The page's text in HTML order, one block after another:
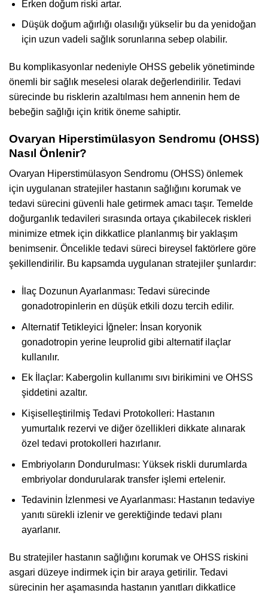
Erken doğum riski artar.
Düşük doğum ağırlığı olasılığı yükselir bu da yenidoğan
için uzun vadeli sağlık sorunlarına sebep olabilir.
Bu komplikasyonlar nedeniyle OHSS gebelik yönetiminde
önemli bir sağlık meselesi olarak değerlendirilir. Tedavi
sürecinde bu risklerin azaltılması hem annenin hem de
bebeğin sağlığı için kritik öneme sahiptir.
Ovaryan Hiperstimülasyon Sendromu (OHSS)
Nasıl Önlenir?
Ovaryan Hiperstimülasyon Sendromu (OHSS) önlemek
için uygulanan stratejiler hastanın sağlığını korumak ve
tedavi sürecini güvenli hale getirmek amacı taşır. Temelde
doğurganlık tedavileri sırasında ortaya çıkabilecek riskleri
minimize etmek için dikkatlice planlanmış bir yaklaşım
benimsenir. Öncelikle tedavi süreci bireysel faktörlere göre
şekillendirilir. Bu kapsamda uygulanan stratejiler şunlardır:
İlaç Dozunun Ayarlanması: Tedavi sürecinde
gonadotropinlerin en düşük etkili dozu tercih edilir.
Alternatif Tetikleyici İğneler: İnsan koryonik
gonadotropin yerine leuprolid gibi alternatif ilaçlar
kullanılır.
Ek İlaçlar: Kabergolin kullanımı sıvı birikimini ve OHSS
şiddetini azaltır.
Kişiselleştirilmiş Tedavi Protokolleri: Hastanın
yumurtalık rezervi ve diğer özellikleri dikkate alınarak
özel tedavi protokolleri hazırlanır.
Embriyoların Dondurulması: Yüksek riskli durumlarda
embriyolar dondurularak transfer işlemi ertelenir.
Tedavinin İzlenmesi ve Ayarlanması: Hastanın tedaviye
yanıtı sürekli izlenir ve gerektiğinde tedavi planı
ayarlanır.
Bu stratejiler hastanın sağlığını korumak ve OHSS riskini
asgari düzeye indirmek için bir araya getirilir. Tedavi
sürecinin her aşamasında hastanın yanıtları dikkatlice